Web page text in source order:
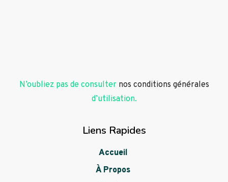
N’oubliez pas de consulter nos conditions générales
d’utilisation.
Liens Rapides
Accueil
À Propos